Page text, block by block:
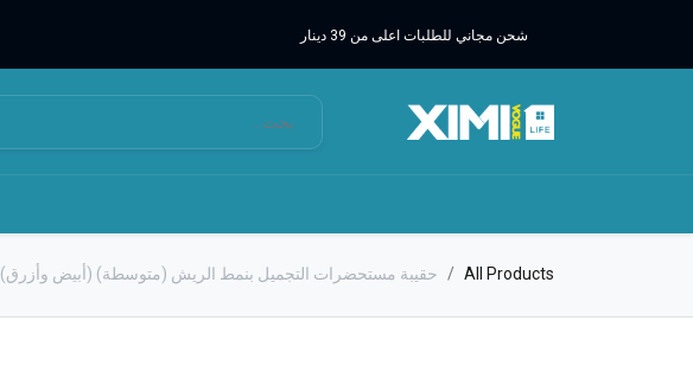
شحن مجاني للطلبات اعلى من 39 دينار
All Products حقيبة مستحضرات التجميل بنمط الريش (متوسطة) (أبيض وأزرق)